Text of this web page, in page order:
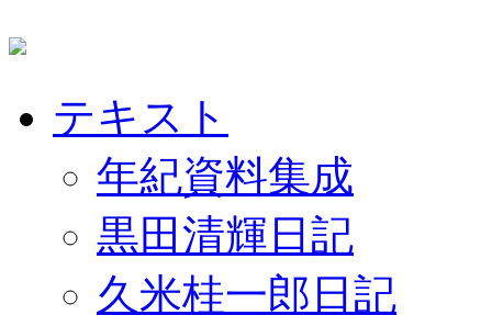
テキスト
年紀資料集成
黒田清輝日記
久米桂一郎日記